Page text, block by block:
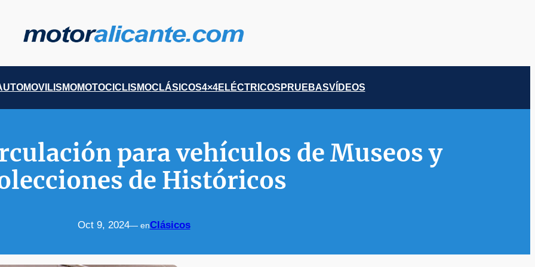
MOTOCICLISMOCLÁSICOS4×4ELÉCTRICOS PRUEBASVÍDEOS
para vehículos de Museos y
de Históricos
Oct 9, 2024— enClásicos